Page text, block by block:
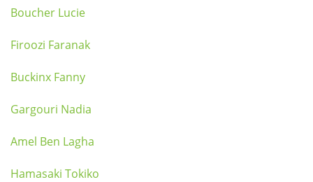
Boucher Lucie
Firoozi Faranak
Buckinx Fanny
Gargouri Nadia
Amel Ben Lagha
Hamasaki Tokiko